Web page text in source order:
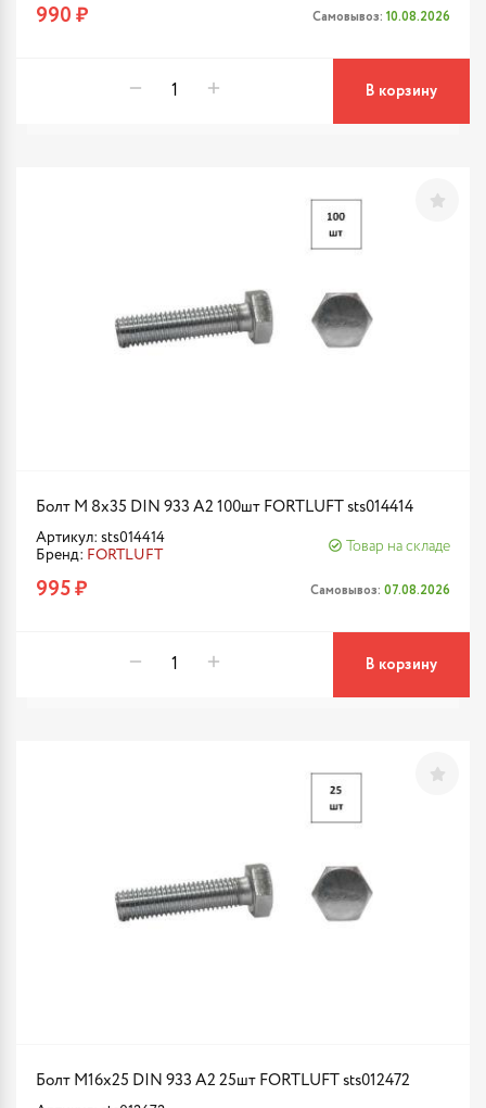
990 ₽ Самовывоз: 10.08.2026
В корзину
Болт М 8х35 DIN 933 A2 100шт FORTLUFT sts014414
Артикул: sts014414
Бренд: FORTLUFT
Товар на складе
995 ₽ Самовывоз: 07.08.2026
В корзину
Болт М16х25 DIN 933 A2 25шт FORTLUFT sts012472